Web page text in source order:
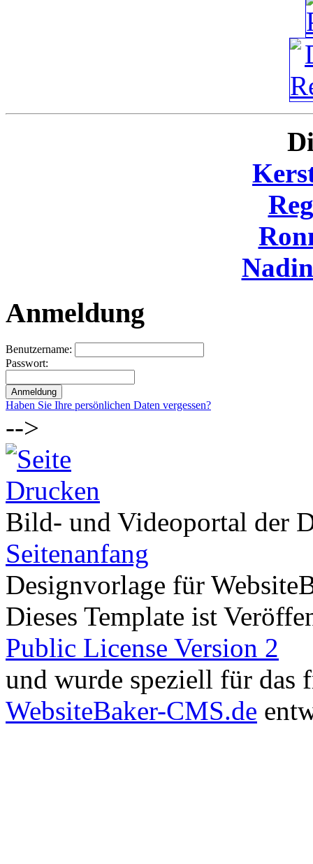
Anmeldung
Benutzername:
Passwort:
Haben Sie Ihre persönlichen Daten vergessen?
-->
Bild- und Videoportal der
Seitenanfang
Designvorlage für
Dieses Template ist
Public License Version 2
und wurde speziell für das
WebsiteBaker-CMS.de